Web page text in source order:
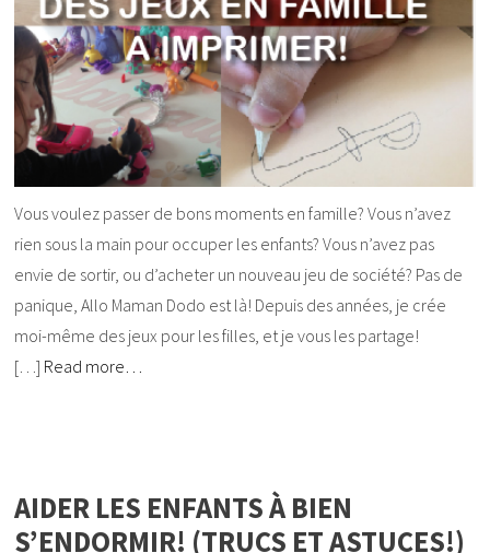
Vous voulez passer de bons moments en famille? Vous n’avez
rien sous la main pour occuper les enfants? Vous n’avez pas
envie de sortir, ou d’acheter un nouveau jeu de société? Pas de
panique, Allo Maman Dodo est là! Depuis des années, je crée
moi-même des jeux pour les filles, et je vous les partage!
[…] Read more…
AIDER LES ENFANTS À BIEN
S’ENDORMIR! (TRUCS ET ASTUCES!)